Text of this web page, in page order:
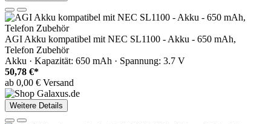
AGI Akku kompatibel mit NEC SL1100 - Akku - 650 mAh,
Telefon Zubehör
Akku · Kapazität: 650 mAh · Spannung: 3.7 V
50,78 €*
ab 0,00 € Versand
Weitere Details